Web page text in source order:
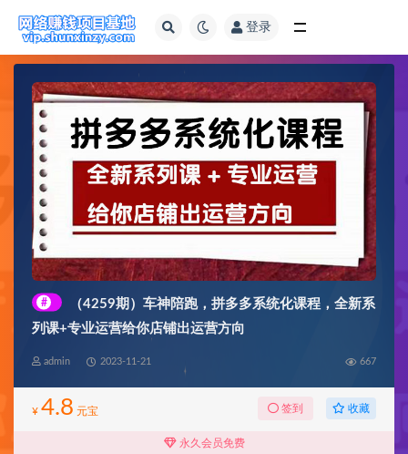
登录
#
（4259期）车神陪跑，拼多多系统化课程，全新系
列课+专业运营给你店铺出运营方向
admin 2023-11-21 667
¥ 4.8 元宝 签到 收藏
永久会员免费